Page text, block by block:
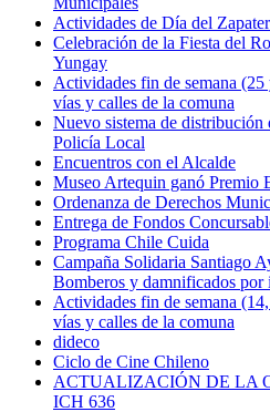
Actividades de Día del
Celebración de la Fiesta del
Yungay
Actividades fin de semana
vías y calles de la comuna
Nuevo sistema de distribución
Policía Local
Encuentros con el Alcalde
Museo Artequin ganó Premio
Ordenanza de Derechos
Entrega de Fondos
Programa Chile Cuida
Campaña Solidaria Santiago
Bomberos y damnificados por
Actividades fin de semana
vías y calles de la comuna
dideco
Ciclo de Cine Chileno
ACTUALIZACIÓN DE LA
ICH 636